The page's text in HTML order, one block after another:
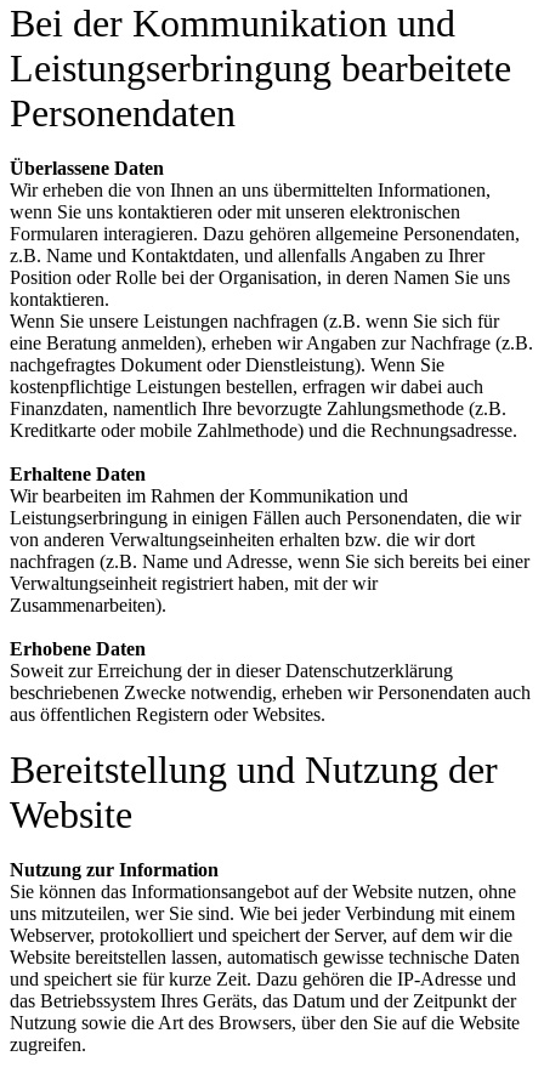
Bei der Kommunikation und
Leistungserbringung bearbeitete
Personendaten
Überlassene Daten
Wir erheben die von Ihnen an uns übermittelten Informationen,
wenn Sie uns kontaktieren oder mit unseren elektronischen
Formularen interagieren. Dazu gehören allgemeine Personendaten,
z.B. Name und Kontaktdaten, und allenfalls Angaben zu Ihrer
Position oder Rolle bei der Organisation, in deren Namen Sie uns
kontaktieren.
Wenn Sie unsere Leistungen nachfragen (z.B. wenn Sie sich für
eine Beratung anmelden), erheben wir Angaben zur Nachfrage (z.B.
nachgefragtes Dokument oder Dienstleistung). Wenn Sie
kostenpflichtige Leistungen bestellen, erfragen wir dabei auch
Finanzdaten, namentlich Ihre bevorzugte Zahlungsmethode (z.B.
Kreditkarte oder mobile Zahlmethode) und die Rechnungsadresse.
Erhaltene Daten
Wir bearbeiten im Rahmen der Kommunikation und
Leistungserbringung in einigen Fällen auch Personendaten, die wir
von anderen Verwaltungseinheiten erhalten bzw. die wir dort
nachfragen (z.B. Name und Adresse, wenn Sie sich bereits bei einer
Verwaltungseinheit registriert haben, mit der wir
Zusammenarbeiten).
Erhobene Daten
Soweit zur Erreichung der in dieser Datenschutzerklärung
beschriebenen Zwecke notwendig, erheben wir Personendaten auch
aus öffentlichen Registern oder Websites.
Bereitstellung und Nutzung der
Website
Nutzung zur Information
Sie können das Informationsangebot auf der Website nutzen, ohne
uns mitzuteilen, wer Sie sind. Wie bei jeder Verbindung mit einem
Webserver, protokolliert und speichert der Server, auf dem wir die
Website bereitstellen lassen, automatisch gewisse technische Daten
und speichert sie für kurze Zeit. Dazu gehören die IP-Adresse und
das Betriebssystem Ihres Geräts, das Datum und der Zeitpunkt der
Nutzung sowie die Art des Browsers, über den Sie auf die Website
zugreifen.